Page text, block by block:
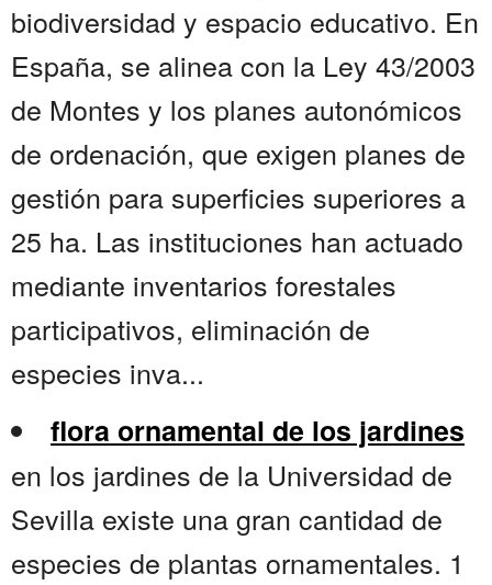
biodiversidad y espacio educativo. En
España, se alinea con la Ley 43/2003
de Montes y los planes autonómicos
de ordenación, que exigen planes de
gestión para superficies superiores a
25 ha. Las instituciones han actuado
mediante inventarios forestales
participativos, eliminación de
especies inva...
flora ornamental de los jardines
en los jardines de la Universidad de
Sevilla existe una gran cantidad de
especies de plantas ornamentales. 1